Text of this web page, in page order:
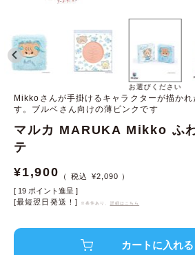
お選びください
Mikkoさんが手掛けるキャラクターが描か
す。ブルベさん向けの薄ピンクです
マルカ MARUKA Mikko ふ
テ
¥1,900 ¥2,090
[ 19 ポイント進呈 ]
[最短翌日発送！]
※条件あり、 詳細はこちら